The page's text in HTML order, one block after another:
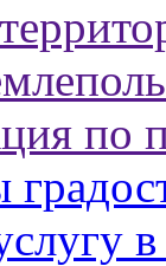
по
в